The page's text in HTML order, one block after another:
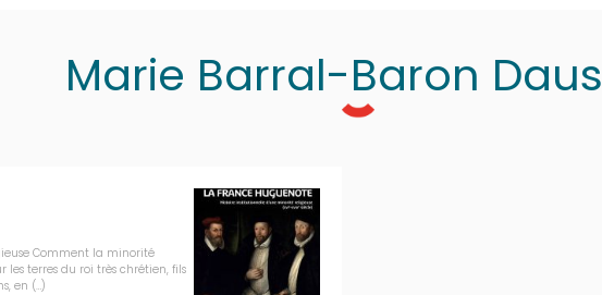
Marie Barral-Baron
Comment la minorité
terres du roi très chrétien, fils
en (…)